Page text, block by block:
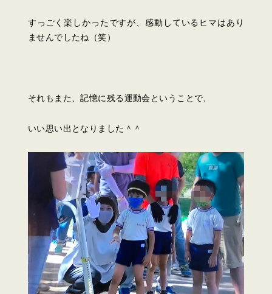
すっごく楽しかったですが、感動しているヒマはあり
ませんでしたね（笑）
それもまた、記憶に残る運動会ということで、
いい思い出となりました＾＾